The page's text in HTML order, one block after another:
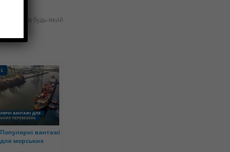
в будь-який
Популярні вантажі
для морських